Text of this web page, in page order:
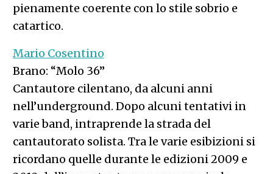
pienamente coerente con lo stile sobrio e
catartico.
Mario Cosentino
Brano: “Molo 36”
Cantautore cilentano, da alcuni anni
nell’underground. Dopo alcuni tentativi in
varie band, intraprende la strada del
cantautorato solista. Tra le varie esibizioni si
ricordano quelle durante le edizioni 2009 e